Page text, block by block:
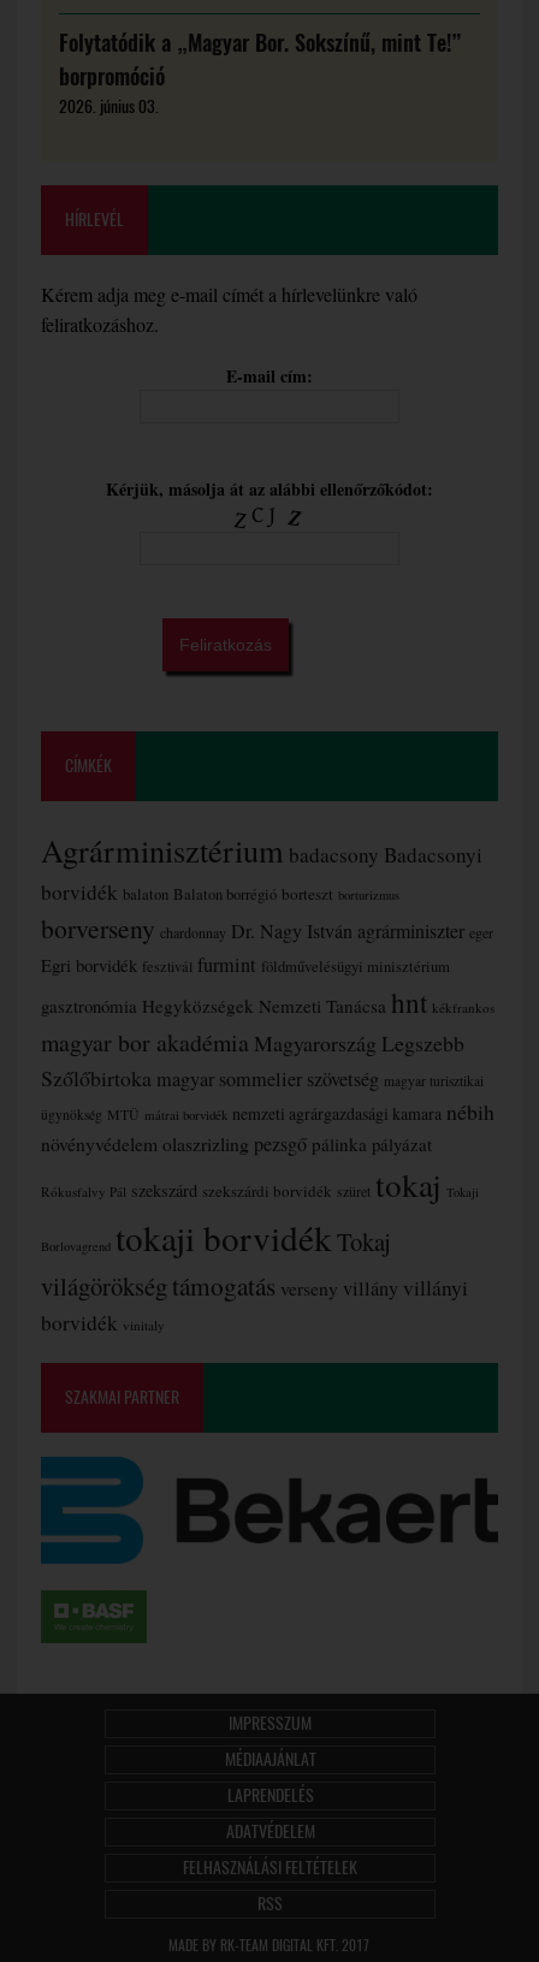
Folytatódik a „Magyar Bor. Sokszínű, mint Te!”
borpromóció
2026. június 03.
HÍRLEVÉL
Kérem adja meg e-mail címét a hírlevelünkre való
feliratkozáshoz.
E-mail cím:
Kérjük, másolja át az alábbi ellenőrzőkódot:
CÍMKÉK
Agrárminisztérium badacsony Badacsonyi
borvidék balaton Balaton borrégió borteszt borturizmus
borverseny chardonnay Dr. Nagy István agrárminiszter eger
Egri borvidék fesztivál furmint földművelésügyi minisztérium
gasztronómia Hegyközségek Nemzeti Tanácsa hnt kékfrankos
magyar bor akadémia Magyarország Legszebb
Szőlőbirtoka magyar sommelier szövetség magyar turisztikai
ügynökség MTÜ mátrai borvidék nemzeti agrárgazdasági kamara nébih
növényvédelem olaszrizling pezsgő pálinka pályázat
Rókusfalvy Pál szekszárd szekszárdi borvidék szüret tokaj Tokaji
Borlovagrend tokaji borvidék Tokaj
világörökségtámogatás verseny villány villányi
borvidék vinitaly
SZAKMAI PARTNER
IMPRESSZUM
MÉDIAAJÁNLAT
LAPRENDELÉS
ADATVÉDELEM
FELHASZNÁLÁSI FELTÉTELEK
RSS
MADE BY RK-TEAM DIGITAL KFT. 2017